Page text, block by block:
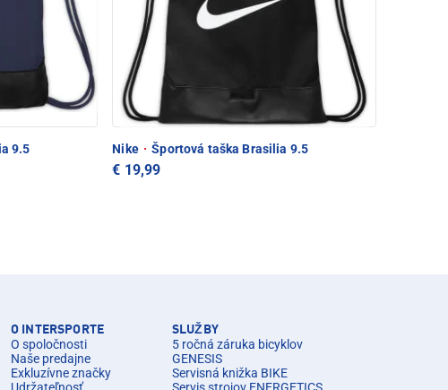
9.5 Nike · Športová taška Brasilia 9.5
€ 19,99
O INTERSPORTE
O spoločnosti
Naše predajne
Exkluzívne značky
SLUŽBY
5 ročná záruka bicyklov
GENESIS
Servisná knižka BIKE